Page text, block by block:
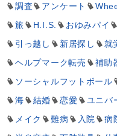
調査
アンケート
旅
H.I.S. おゆみパイ
引っ越し
新居探し 就
ヘルプマーク転売
補助
ソーシャルフットボール
海
結婚 恋愛 ユニバ
メイク
難病 入院 病